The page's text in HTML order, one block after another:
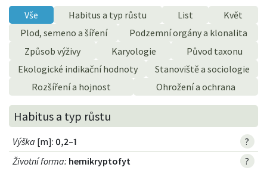
Vše Habitus a typ růstu List
Květ
Plod, semeno a šíření
Podzemní orgány a klonalita
Způsob výživy
Karyologie
Původ taxonu
Ekologické indikační hodnoty
Stanoviště a sociologie
Rozšíření a hojnost
Ohrožení a ochrana
Habitus a typ růstu
Výška [m]: 0,2–1
?
Životní forma: hemikryptofyt ?